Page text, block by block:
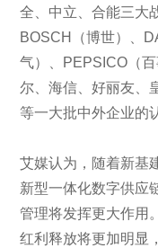
全、中立、合能三大
BOSCH（博世）、
气）、PEPSICO（
尔、海信、好丽友、
等一大批中外企业的
艾媒认为，随着新基
新型一体化数字供应
管理将发挥更大作用
红利释放将更加明显